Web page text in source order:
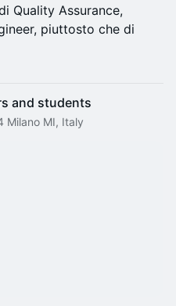
Quality Assurance,
piuttosto che di
and students
Milano MI, Italy